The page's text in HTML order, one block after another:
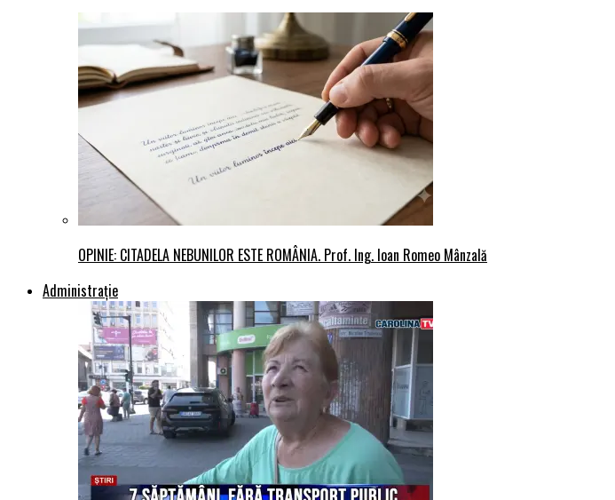
OPINIE: CITADELA NEBUNILOR ESTE ROMÂNIA. Prof. Ing. Ioan Romeo Mânzală
Administraţie